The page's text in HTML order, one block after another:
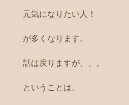
元気になりたい人！
が多くなります。
話は戻りますが、、。
ということは、